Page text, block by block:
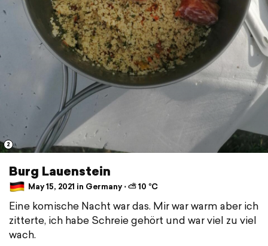
2
Burg Lauenstein
May 15, 2021 in Germany ⋅ ⛅ 10 °C
Eine komische Nacht war das. Mir war warm aber ich
zitterte, ich habe Schreie gehört und war viel zu viel
wach.